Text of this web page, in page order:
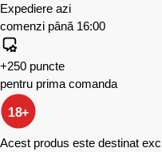
Expediere azi
comenzi până 16:00
+250 puncte
pentru prima comanda
18+
Acest produs este destinat